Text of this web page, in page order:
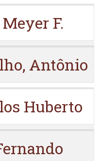
F.
Antônio
Huberto